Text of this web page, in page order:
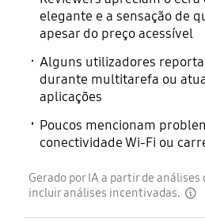
elegante e a sensação de
apesar do preço acessível
Alguns utilizadores
durante multitarefa ou
aplicações
Poucos mencionam
conectividade Wi-Fi ou
Gerado por IA a partir de análises
incluir análises incentivadas.